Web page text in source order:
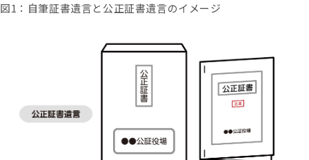
図1：自筆証書遺言と公正証書遺言のイメージ